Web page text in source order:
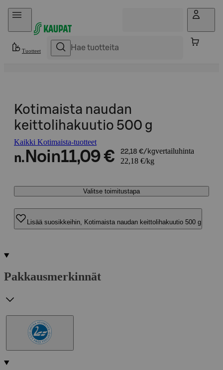
Hyppää sisältöön
Tuotteet
Kotimaista naudan
keittolihakuutio 500 g
Kaikki Kotimaista-tuotteet
n. Noin11,09 € 22,18 €/kgvertailuhinta
22,18 €/kg
Valitse toimitustapa
Lisää suosikkeihin, Kotimaista naudan keittolihakuutio 500 g
Pakkausmerkinnät